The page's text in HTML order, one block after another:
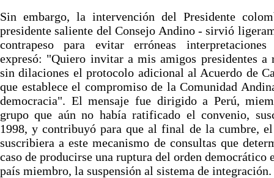
Sin embargo, la intervención del Presidente
presidente saliente del Consejo Andino - sirvió
contrapeso para evitar erróneas interpretaciones
expresó: "Quiero invitar a mis amigos presidentes a
sin dilaciones el protocolo adicional al Acuerdo de
que establece el compromiso de la Comunidad
democracia". El mensaje fue dirigido a Perú,
grupo que aún no había ratificado el convenio,
1998, y contribuyó para que al final de la cumbre,
suscribiera a este mecanismo de consultas que
caso de producirse una ruptura del orden democrático
país miembro, la suspensión al sistema de integración.